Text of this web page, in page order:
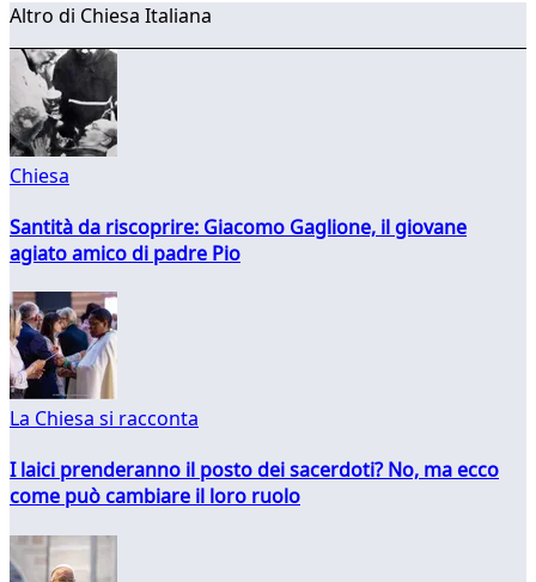
Altro di Chiesa Italiana
Chiesa
Santità da riscoprire: Giacomo Gaglione, il giovane
agiato amico di padre Pio
La Chiesa si racconta
I laici prenderanno il posto dei sacerdoti? No, ma ecco
come può cambiare il loro ruolo